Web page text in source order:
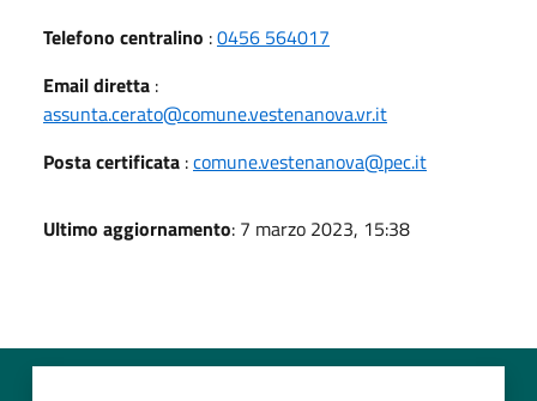
Telefono centralino :0456 564017
Email diretta :
assunta.cerato@comune.vestenanova.vr.it
Posta certificata :comune.vestenanova@pec.it
Ultimo aggiornamento: 7 marzo 2023, 15:38